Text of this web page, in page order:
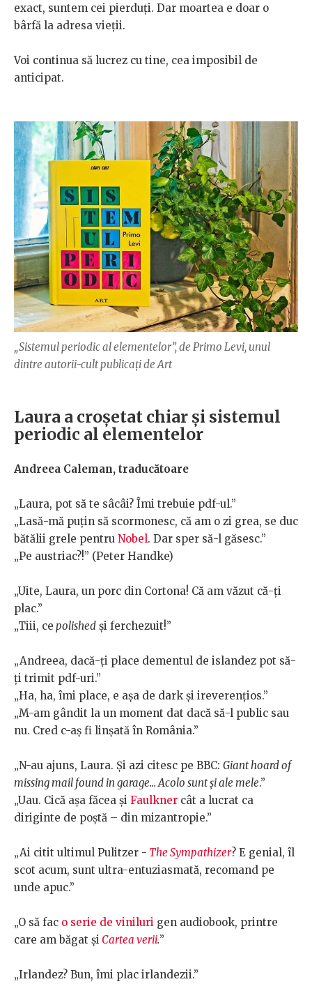
exact, suntem cei pierduți. Dar moartea e doar o
bârfă la adresa vieții.
Voi continua să lucrez cu tine, cea imposibil de
anticipat.
„Sistemul periodic al elementelor”, de Primo Levi, unul
dintre autorii-cult publicați de Art
Laura a croșetat chiar și sistemul
periodic al elementelor
Andreea Caleman, traducătoare
„Laura, pot să te sâcâi? Îmi trebuie pdf-ul.”
„Lasă-mă puțin să scormonesc, că am o zi grea, se duc
bătălii grele pentru Nobel. Dar sper să-l găsesc.”
„Pe austriac?!” (Peter Handke)
„Uite, Laura, un porc din Cortona! Că am văzut că-ți
plac.”
„Tiii, ce polished și ferchezuit!”
„Andreea, dacă-ți place dementul de islandez pot să-
ți trimit pdf-uri.”
„Ha, ha, îmi place, e așa de dark și ireverențios.”
„M-am gândit la un moment dat dacă să-l public sau
nu. Cred c-aș fi linșată în România.”
„N-au ajuns, Laura. Și azi citesc pe BBC: Giant hoard of
missing mail found in garage... Acolo sunt și ale mele.”
„Uau. Cică așa făcea și Faulkner cât a lucrat ca
diriginte de poștă – din mizantropie.”
„Ai citit ultimul Pulitzer - The Sympathizer? E genial, îl
scot acum, sunt ultra-entuziasmată, recomand pe
unde apuc.”
„O să fac o serie de viniluri gen audiobook, printre
care am băgat și Cartea verii.”
„Irlandez? Bun, îmi plac irlandezii.”